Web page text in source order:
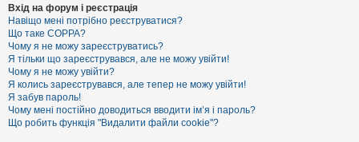
є
с
т
р
а
ц
і
я
Т
Вхід на форум і реєстрація
Навіщо мені потрібно реєструватися?
Що таке COPPA?
Чому я не можу зареєструватись?
Я тільки що зареєструвався, але не можу увійти!
Чому я не можу увійти?
Я колись зареєструвався, але тепер не можу увійти!
Я забув пароль!
Чому мені постійно доводиться вводити ім’я і пароль?
Що робить функція "Видалити файли cookie"?